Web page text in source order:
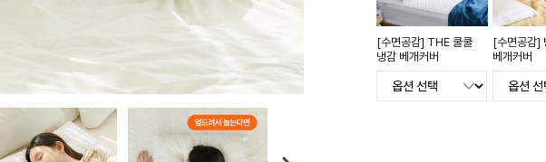
[수면공감] THE 쿨쿨
냉감 베개커버
[수면공감]
베개커버